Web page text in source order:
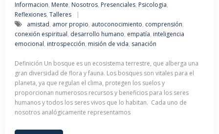
Informacion, Mente, Nosotros, Presenciales, Psicologia,
Reflexiones, Talleres
amistad, amor propio, autoconocimiento, comprensión,
conexión espiritual, desarrollo humano, empatía, inteligencia
emocional, introspección, misión de vida, sanación
Definición Un bosque es un ecosistema terrestre, que alberga una
gran diversidad de flora y fauna. Los bosques son vitales para el
planeta, ya que regulan el clima, protegen los suelos y
proporcionan numerosos recursos y beneficios para los seres
humanos y todos los seres vivos que lo habitan. Cada uno de
nosotros analógicamente representamos